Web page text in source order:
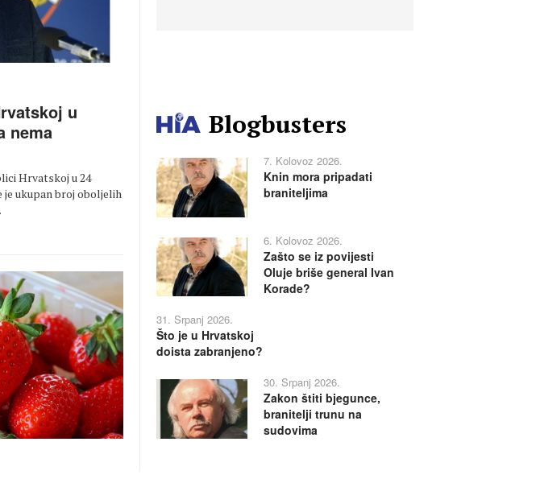
u
nema
Hrvatskoj u 24
je ukupan broj oboljelih
Blogbusters
7. Kolovoz 2026.
Knin mora pripadati
braniteljima
6. Kolovoz 2026.
Zašto se iz povijesti
Oluje briše general Ivan
Korade?
31. Srpanj 2026.
Što je u Hrvatskoj
doista zabranjeno?
30. Srpanj 2026.
Zakon štiti bjegunce,
branitelji trunu na
sudovima